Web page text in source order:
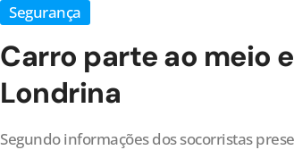
Segurança
Carro parte ao meio
Londrina
Segundo informações dos socorristas